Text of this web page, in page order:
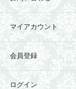
マイアカウント
会員登録
ログイン